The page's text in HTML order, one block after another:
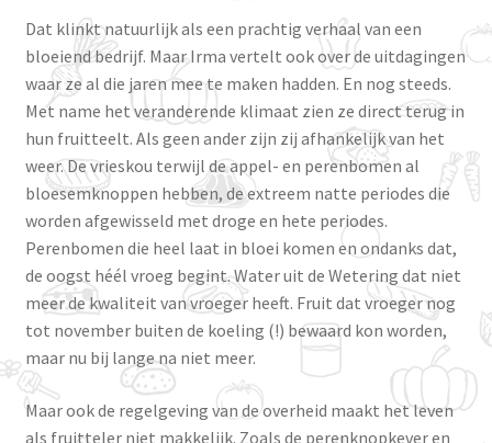
Dat klinkt natuurlijk als een prachtig verhaal van een
bloeiend bedrijf. Maar Irma vertelt ook over de uitdagingen
waar ze al die jaren mee te maken hadden. En nog steeds.
Met name het veranderende klimaat zien ze direct terug in
hun fruitteelt. Als geen ander zijn zij afhankelijk van het
weer. De vrieskou terwijl de appel- en perenbomen al
bloesemknoppen hebben, de extreem natte periodes die
worden afgewisseld met droge en hete periodes.
Perenbomen die heel laat in bloei komen en ondanks dat,
de oogst héél vroeg begint. Water uit de Wetering dat niet
meer de kwaliteit van vroeger heeft. Fruit dat vroeger nog
tot november buiten de koeling (!) bewaard kon worden,
maar nu bij lange na niet meer.
Maar ook de regelgeving van de overheid maakt het leven
als fruitteler niet makkelijk. Zoals de perenknopkever en